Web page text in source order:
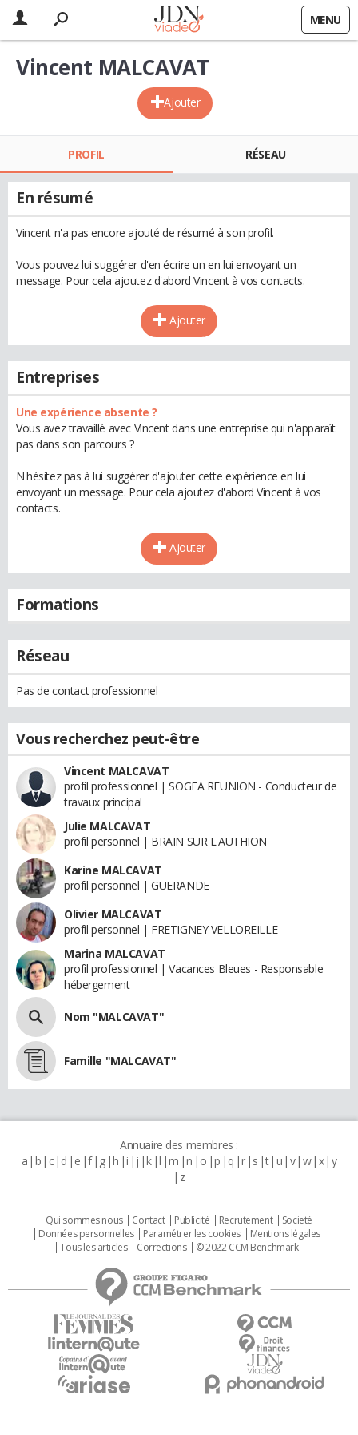
MENU
Ajouter
Vincent MALCAVAT
PROFIL RÉSEAU
En résumé
Vincent n'a pas encore ajouté de résumé à son profil.
Vous pouvez lui suggérer d'en écrire un en lui envoyant un
message. Pour cela ajoutez d'abord Vincent à vos contacts.
Ajouter
Entreprises
Une expérience absente ?
Vous avez travaillé avec Vincent dans une entreprise qui n'apparaît
pas dans son parcours ?
N'hésitez pas à lui suggérer d'ajouter cette expérience en lui
envoyant un message. Pour cela ajoutez d'abord Vincent à vos
contacts.
Ajouter
Formations
Réseau
Pas de contact professionnel
Vous recherchez peut-être
Vincent MALCAVAT
profil professionnel | SOGEA REUNION - Conducteur de
travaux principal
Julie MALCAVAT
profil personnel | BRAIN SUR L'AUTHION
Karine MALCAVAT
profil personnel | GUERANDE
Olivier MALCAVAT
profil personnel | FRETIGNEY VELLOREILLE
Marina MALCAVAT
profil professionnel | Vacances Bleues - Responsable
hébergement
Nom "MALCAVAT"
Famille "MALCAVAT"
Annuaire des membres :
a b c d e f g h i j k l m n o p q r s t u v w x y
z
Qui sommes nous Contact Publicité Recrutement
Societé
Données personnelles
Paramétrer les cookies
Mentions légales
Tous les articles
Corrections © 2022 CCM Benchmark